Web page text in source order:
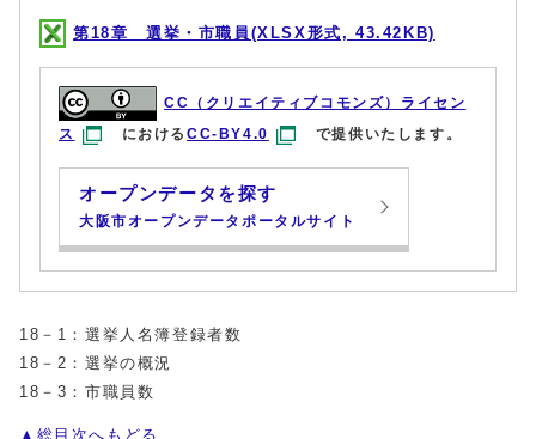
第18章 選挙・市職員(XLSX形式, 43.42KB)
CC（クリエイティブコモンズ）ライセン
ス
におけるCC-BY4.0 で提供いたします。
オープンデータを探す
大阪市オープンデータポータルサイト
18－1：選挙人名簿登録者数
18－2：選挙の概況
18－3：市職員数
▲総目次へもどる